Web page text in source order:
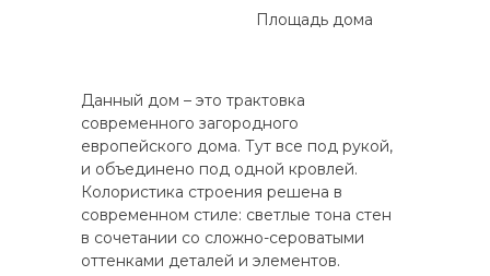
Площадь дома
Данный дом – это трактовка
современного загородного
европейского дома. Тут все под рукой,
и объединено под одной кровлей.
Колористика строения решена в
современном стиле: светлые тона стен
в сочетании со сложно-сероватыми
оттенками деталей и элементов.